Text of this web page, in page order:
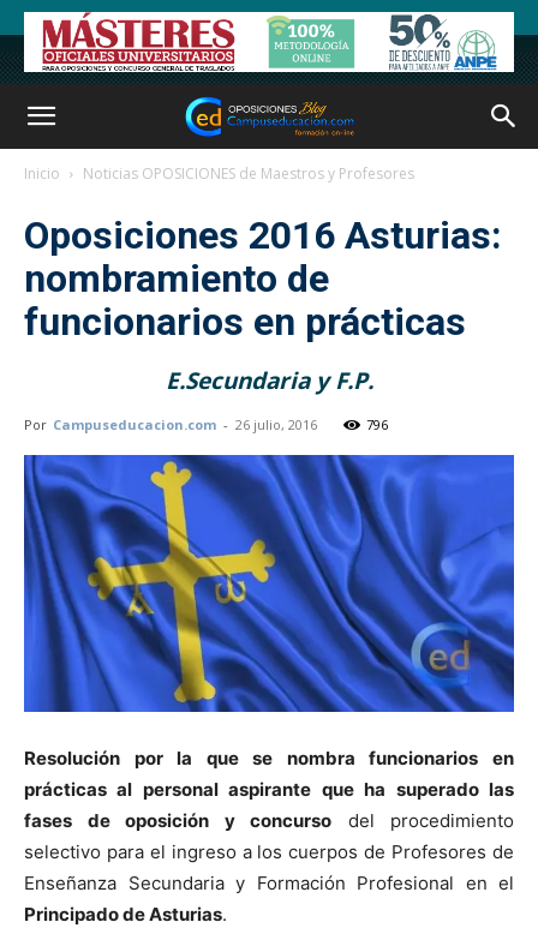
Inicio Noticias OPOSICIONES de Maestros y Profesores
Oposiciones 2016 Asturias:
nombramiento de
funcionarios en prácticas
E.Secundaria y F.P.
Por Campuseducacion.com - 26 julio, 2016 796
Resolución por la que se nombra funcionarios en
prácticas al personal aspirante que ha superado las
fases de oposición y concurso del procedimiento
selectivo para el ingreso a los cuerpos de Profesores de
Enseñanza Secundaria y Formación Profesional en el
Principado de Asturias.